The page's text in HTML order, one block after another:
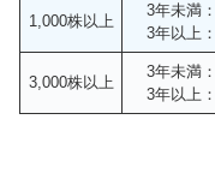
1,000株以上
3年未満
3年以上
3,000株以上
3年未満
3年以上